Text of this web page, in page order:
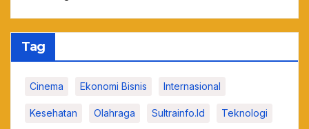
Tag
Cinema Ekonomi Bisnis Internasional
Kesehatan Olahraga Sultrainfo.id Teknologi